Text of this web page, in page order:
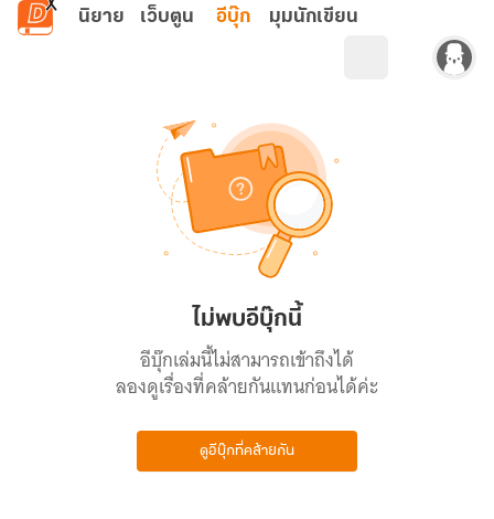
ข้ามไปยังเนื้อหาหลัก
นิยาย เว็บตูน อีบุ๊ก มุมนักเขียน
ไม่พบอีบุ๊กนี้
อีบุ๊กเล่มนี้ไม่สามารถเข้าถึงได้
ลองดูเรื่องที่คล้ายกันแทนก่อนได้ค่ะ
ดูอีบุ๊กที่คล้ายกัน